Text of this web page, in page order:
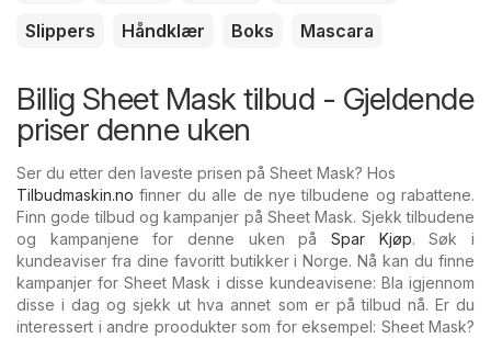
Slippers
Håndklær Boks Mascara
Billig Sheet Mask tilbud - Gjeldende
priser denne uken
Ser du etter den laveste prisen på Sheet Mask? Hos
Tilbudmaskin.no finner du alle de nye tilbudene og rabattene.
Finn gode tilbud og kampanjer på Sheet Mask. Sjekk tilbudene
og kampanjene for denne uken på Spar Kjøp. Søk i
kundeaviser fra dine favoritt butikker i Norge. Nå kan du finne
kampanjer for Sheet Mask i disse kundeavisene: Bla igjennom
disse i dag og sjekk ut hva annet som er på tilbud nå. Er du
interessert i andre proodukter som for eksempel: Sheet Mask?